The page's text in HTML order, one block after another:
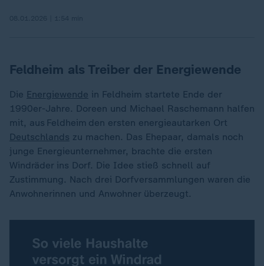
Feldheim als Treiber der Energiewende
Die Energiewende in Feldheim startete Ende der
1990er-Jahre. Doreen und Michael Raschemann halfen
mit, aus Feldheim den ersten energieautarken Ort
Deutschlands zu machen. Das Ehepaar, damals noch
junge Energieunternehmer, brachte die ersten
Windräder ins Dorf. Die Idee stieß schnell auf
Zustimmung. Nach drei Dorfversammlungen waren die
Anwohnerinnen und Anwohner überzeugt.